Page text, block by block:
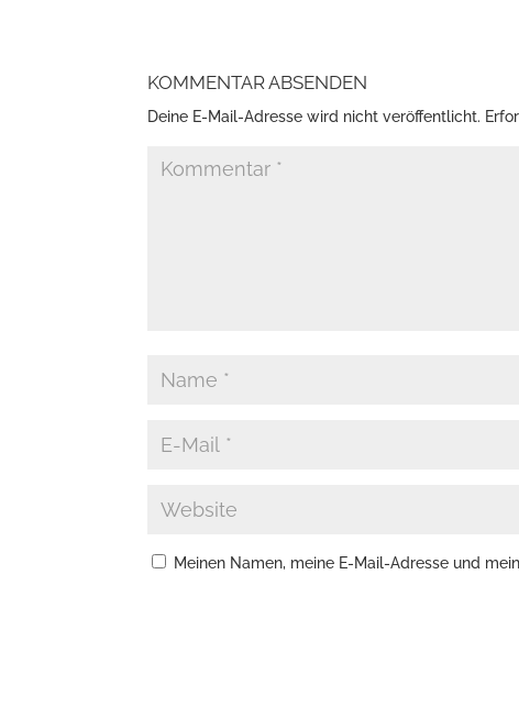
KOMMENTAR ABSENDEN
Deine E-Mail-Adresse wird nicht veröffentlicht.
Meinen Namen, meine E-Mail-Adresse und